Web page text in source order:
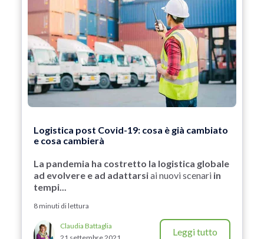
Logistica post Covid-19: cosa è già cambiato
e cosa cambierà
La pandemia ha costretto la logistica globale
ad evolvere e ad adattarsiai nuovi scenari in
tempi...
8 minuti di lettura
Claudia Battaglia
Leggi tutto